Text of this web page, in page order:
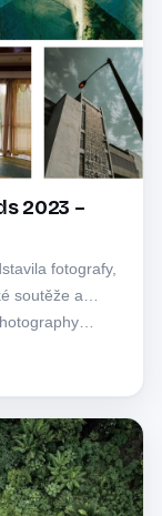
2023 –
fotografy,
soutěže a